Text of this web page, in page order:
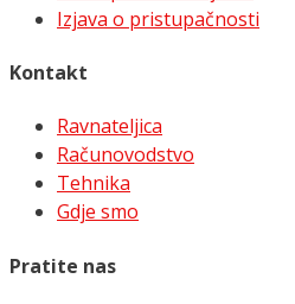
Izjava o pristupačnosti
Kontakt
Ravnateljica
Računovodstvo
Tehnika
Gdje smo
Pratite nas